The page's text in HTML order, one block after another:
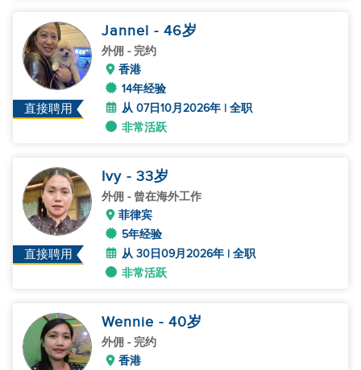
直接聘用
Jannel - 46岁
外佣 - 完约
香港
14年经验
从 07日10月2026年 | 全职
非常活跃
直接聘用
Ivy - 33岁
外佣 - 曾在海外工作
菲律宾
5年经验
从 30日09月2026年 | 全职
非常活跃
Wennie - 40岁
外佣 - 完约
香港